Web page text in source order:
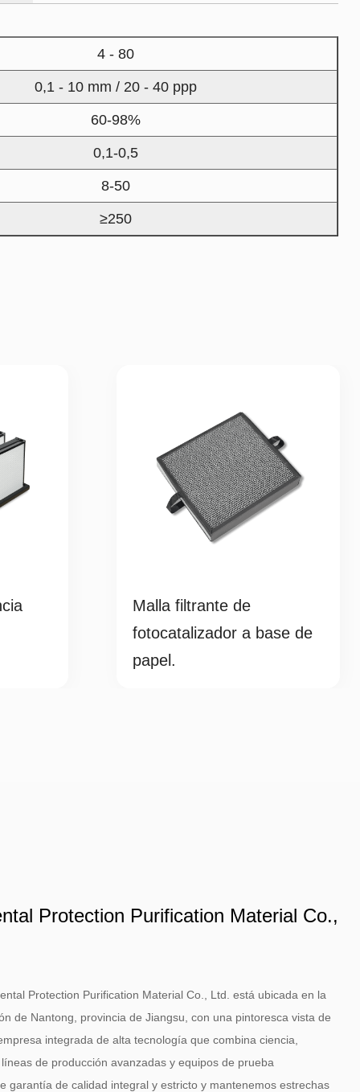
4 - 80
0,1 - 10 mm / 20 - 40 ppp
60-98%
0,1-0,5
8-50
≥250
Malla filtrante de
fotocatalizador a base de
papel.
Protection Purification Material Co.,
Protection Purification Material Co., Ltd. está ubicada en la
de Nantong, provincia de Jiangsu, con una pintoresca vista de
integrada de alta tecnología que combina ciencia,
de producción avanzadas y equipos de prueba
garantía de calidad integral y estricto y mantenemos estrechas